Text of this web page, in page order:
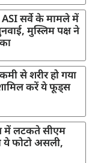
ASI सर्वे के मामले में
मुस्लिम पक्ष ने
से शरीर हो गया
करें ये फूड्स
में लटकते सीएम
ये फोटो असली,